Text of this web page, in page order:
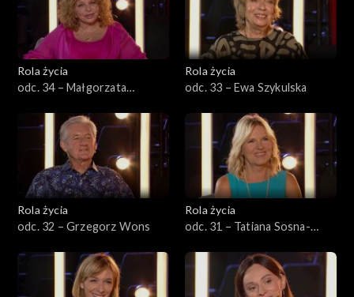
Rola życia
odc. 34 – Małgorzata
Rola życia
odc. 33 – Ewa Szykulska
Rola życia
odc. 32 – Grzegorz Wons
Rola życia
odc. 31 – Tatiana Sosna-